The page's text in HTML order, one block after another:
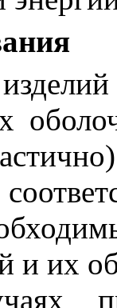
и их